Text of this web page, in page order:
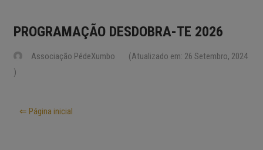
PROGRAMAÇÃO DESDOBRA-TE 2026
Associação PédeXumbo
(Atualizado em: 26 Setembro, 2024
)
⇐ Página inicial